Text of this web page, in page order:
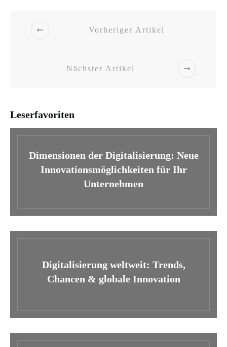
Vorheriger Artikel
Nächster Artikel
Leserfavoriten
Dimensionen der Digitalisierung: Neue
Innovationsmöglichkeiten für Ihr
Unternehmen
Digitalisierung weltweit: Trends,
Chancen & globale Innovation